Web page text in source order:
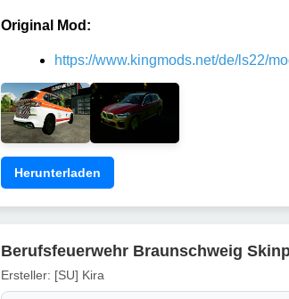
Original Mod:
https://www.kingmods.net/de/ls22/
Herunterladen
Berufsfeuerwehr Braunschweig
Ersteller: [SU] Kira